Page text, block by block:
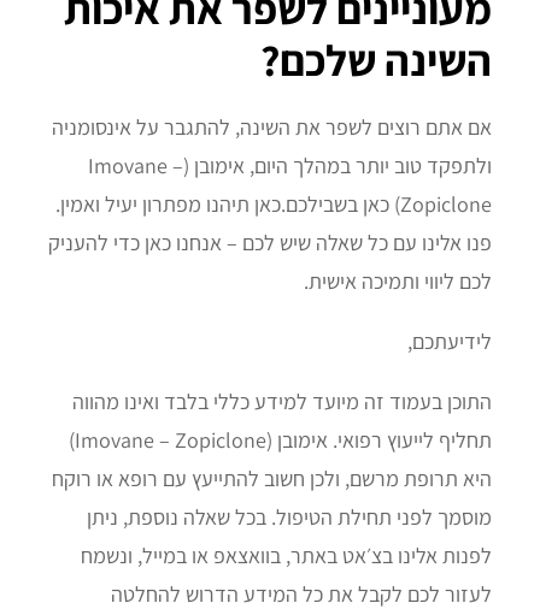
השינה שלכם?
אם אתם רוצים לשפר את השינה, להתגבר על אינסומניה
ולתפקד טוב יותר במהלך היום, אימובן (Imovane –
Zopiclone) כאן בשבילכם.כאן תיהנו מפתרון יעיל ואמין.
פנו אלינו עם כל שאלה שיש לכם – אנחנו כאן כדי להעניק
לכם ליווי ותמיכה אישית.
לידיעתכם,
התוכן בעמוד זה מיועד למידע כללי בלבד ואינו מהווה
תחליף לייעוץ רפואי. אימובן (Imovane – Zopiclone)
היא תרופת מרשם, ולכן חשוב להתייעץ עם רופא או רוקח
מוסמך לפני תחילת הטיפול. בכל שאלה נוספת, ניתן
לפנות אלינו בצ׳אט באתר, בוואצאפ או במייל, ונשמח
לעזור לכם לקבל את כל המידע הדרוש להחלטה